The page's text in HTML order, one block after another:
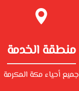
منطقة الخدمة
جميع أحياء مكة المكرمة